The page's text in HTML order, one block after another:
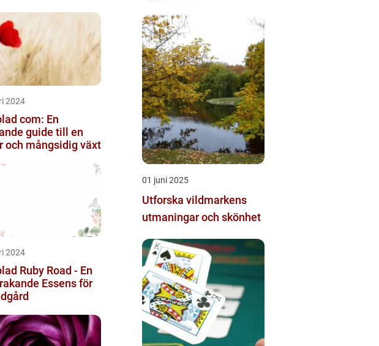
2024
com: En
guide till en
och mångsidig växt
2024
Ruby Road - En
Essens för
01 juni 2025
Utforska vildmarkens
utmaningar och skönhet